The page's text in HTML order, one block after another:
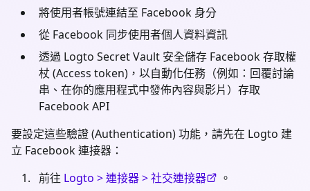
將使用者帳號連結至 Facebook 身分
從 Facebook 同步使用者個人資料資訊
透過 Logto Secret Vault 安全儲存 Facebook 存取權
杖 (Access token)，以自動化任務（例如：回覆討論
串、在你的應用程式中發佈內容與影片）存取
Facebook API
要設定這些驗證 (Authentication) 功能，請先在 Logto 建
立 Facebook 連接器：
前往 Logto > 連接器 > 社交連接器
。